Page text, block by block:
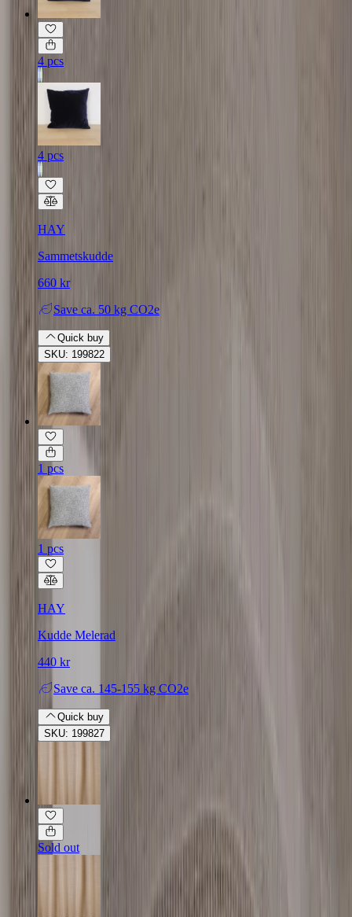
4 pcs
4 pcs
HAY
Sammetskudde
660 kr
Save ca. 50 kg CO2e
Quick buy
SKU: 199822
1 pcs
1 pcs
HAY
Kudde Melerad
440 kr
Save ca. 145-155 kg CO2e
Quick buy
SKU: 199827
Sold out